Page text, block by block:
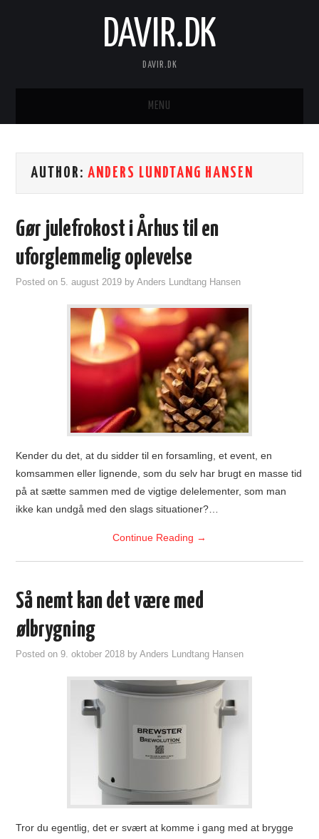
DAVIR.DK
DAVIR.DK
MENU
AUTHOR:ANDERS LUNDTANG HANSEN
Gør julefrokost i Århus til en
uforglemmelig oplevelse
Posted on5. august 2019 byAnders Lundtang Hansen
Kender du det, at du sidder til en forsamling, et event, en
komsammen eller lignende, som du selv har brugt en masse tid
på at sætte sammen med de vigtige delelementer, som man
ikke kan undgå med den slags situationer?…
Continue Reading →
Så nemt kan det være med
ølbrygning
Posted on9. oktober 2018 byAnders Lundtang Hansen
Tror du egentlig, det er svært at komme i gang med at brygge